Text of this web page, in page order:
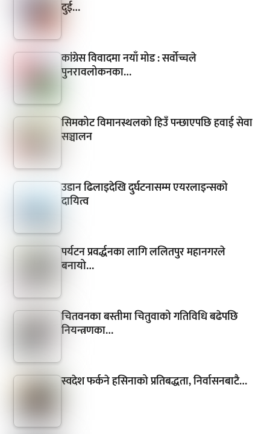
दुई…
कांग्रेस विवादमा नयाँ मोड : सर्वोच्चले
पुनरावलोकनका…
सिमकोट विमानस्थलको हिउँ पन्छाएपछि हवाई सेवा
सञ्चालन
उडान ढिलाइदेखि दुर्घटनासम्म एयरलाइन्सको
दायित्व
पर्यटन प्रवर्द्धनका लागि ललितपुर महानगरले
बनायो…
चितवनका बस्तीमा चितुवाको गतिविधि बढेपछि
नियन्त्रणका…
स्वदेश फर्कने हसिनाको प्रतिबद्धता, निर्वासनबाटै…